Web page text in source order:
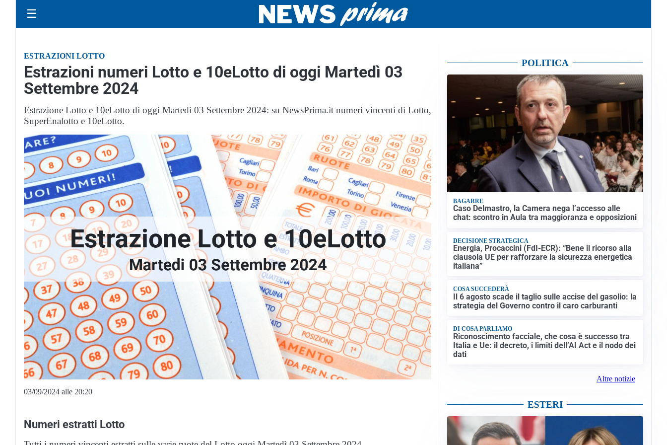
☰
ESTRAZIONI LOTTO
Estrazioni numeri Lotto e 10eLotto di oggi Martedì 03
Settembre 2024
Estrazione Lotto e 10eLotto di oggi Martedì 03 Settembre 2024: su NewsPrima.it numeri vincenti di Lotto,
SuperEnalotto e 10eLotto.
03/09/2024 alle 20:20
Numeri estratti Lotto
POLITICA
BAGARRE
Caso Delmastro, la Camera nega l’accesso alle
chat: scontro in Aula tra maggioranza e opposizioni
DECISIONE STRATEGICA
Energia, Procaccini (FdI-ECR): “Bene il ricorso alla
clausola UE per rafforzare la sicurezza energetica
italiana”
COSA SUCCEDERÀ
Il 6 agosto scade il taglio sulle accise del gasolio: la
strategia del Governo contro il caro carburanti
DI COSA PARLIAMO
Riconoscimento facciale, che cosa è successo tra
Italia e Ue: il decreto, i limiti dell’AI Act e il nodo dei
dati
Altre notizie
ESTERI